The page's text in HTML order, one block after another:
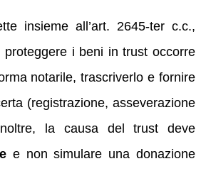
insieme all’art. 2645‑ter c.c.,
proteggere i beni in trust occorre
notarile, trascriverlo e fornire
(registrazione, asseverazione
la causa del trust deve
e non simulare una donazione